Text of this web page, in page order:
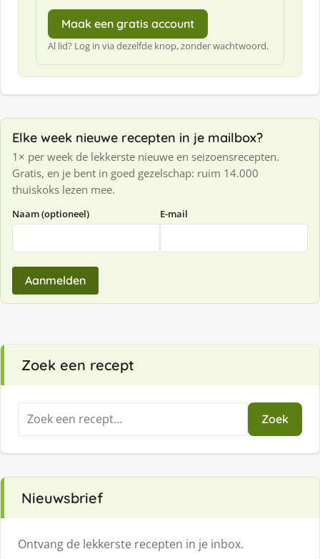
Maak een gratis account
Al lid? Log in via dezelfde knop, zonder wachtwoord.
Elke week nieuwe recepten in je mailbox?
1× per week de lekkerste nieuwe en seizoensrecepten.
Gratis, en je bent in goed gezelschap: ruim 14.000
thuiskoks lezen mee.
Naam (optioneel) E-mail
Aanmelden
Zoek een recept
Zoeken
naar:
Zoek
Nieuwsbrief
Ontvang de lekkerste recepten in je inbox.